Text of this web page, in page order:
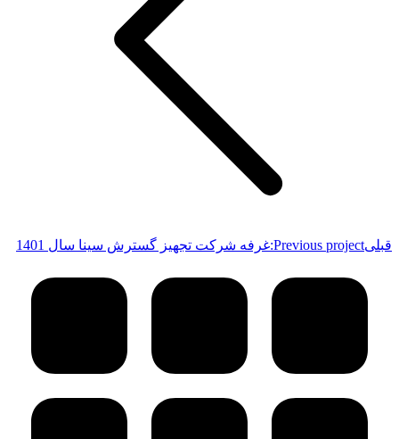
قبلیPrevious project: غرفه شرکت تجهیز گسترش سینا سال 1401